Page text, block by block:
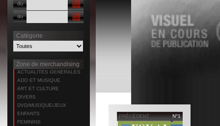
du
au
Catégorie
Zone de merchandising
ACTUALITES GENERALES
ADO ET MUSIQUE
ART ET CULTURE
DIVERS
DVD/MUSIQUE/JEUX
ENFANTS
FEMININS
PRÉCÉDENT N°1